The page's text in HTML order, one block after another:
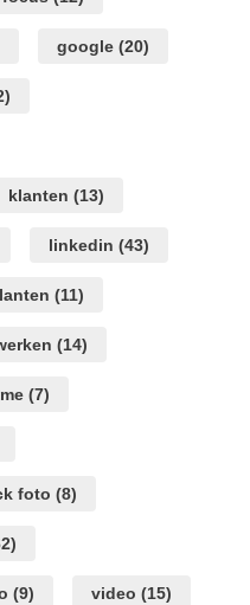
google (20)
klanten (13)
linkedin (43)
(11)
(14)
(7)
foto (8)
(9) video (15)